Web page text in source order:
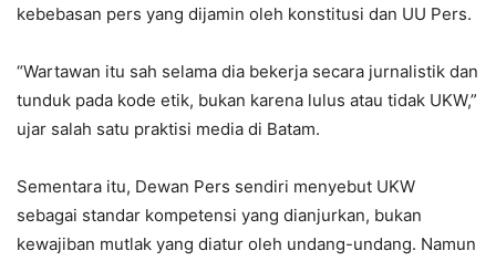
kebebasan pers yang dijamin oleh konstitusi dan UU Pers.
“Wartawan itu sah selama dia bekerja secara jurnalistik dan
tunduk pada kode etik, bukan karena lulus atau tidak UKW,”
ujar salah satu praktisi media di Batam.
Sementara itu, Dewan Pers sendiri menyebut UKW
sebagai standar kompetensi yang dianjurkan, bukan
kewajiban mutlak yang diatur oleh undang-undang. Namun